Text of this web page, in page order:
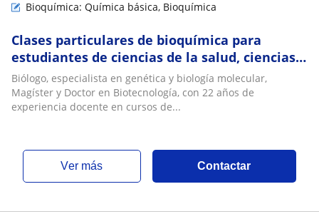
Bioquímica: Química básica, Bioquímica
Clases particulares de bioquímica para
estudiantes de ciencias de la salud, ciencias
básicas y carreras afines
Biólogo, especialista en genética y biología molecular,
Magíster y Doctor en Biotecnología, con 22 años de
experiencia docente en cursos de...
ver más Contactar